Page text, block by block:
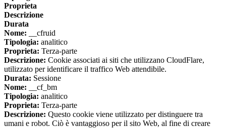
Proprieta
Descrizione
Durata
Nome: __cfruid
Tipologia: analitico
Proprieta: Terza-parte
Descrizione: Cookie associati ai siti che utilizzano CloudFlare,
utilizzato per identificare il traffico Web attendibile.
Durata: Sessione
Nome: __cf_bm
Tipologia: analitico
Proprieta: Terza-parte
Descrizione: Questo cookie viene utilizzato per distinguere tra
umani e robot. Ciò è vantaggioso per il sito Web, al fine di creare